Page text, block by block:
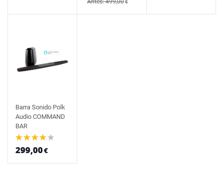
Antes: 499,00€
Barra Sonido Polk
Audio COMMAND
BAR
299,00€